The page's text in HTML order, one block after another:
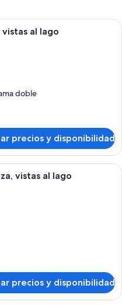
Premium, baño privado,
al lago
doble
precios y disponibilidad
doble superior, terraza,
vistas al lago
precios y disponibilidad